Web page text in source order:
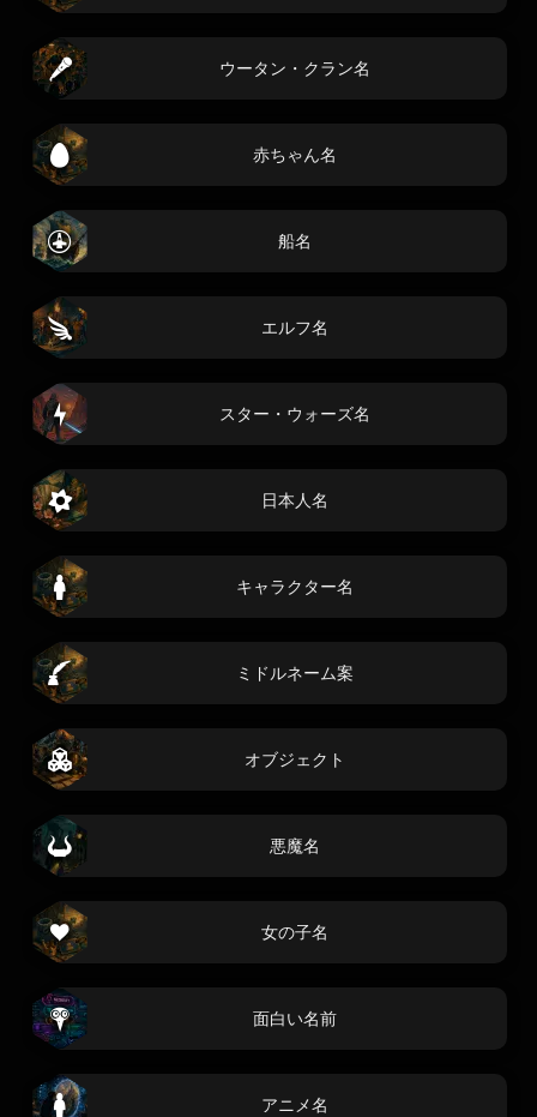
ウータン・クラン名
赤ちゃん名
船名
エルフ名
スター・ウォーズ名
日本人名
キャラクター名
ミドルネーム案
オブジェクト
悪魔名
女の子名
面白い名前
アニメ名